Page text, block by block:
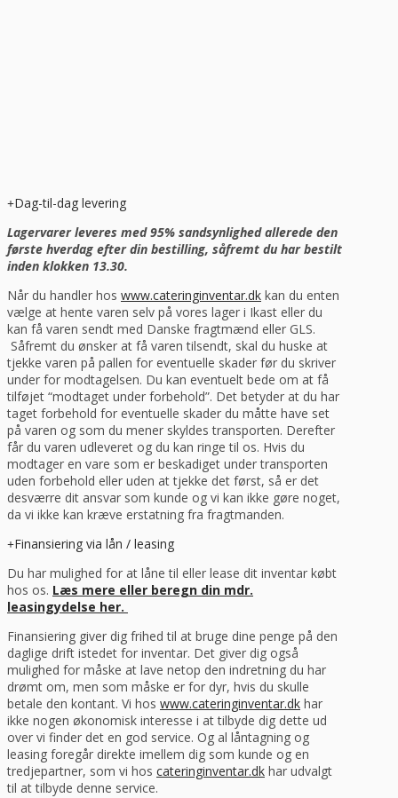
Dag-til-dag levering
Lagervarer leveres med 95% sandsynlighed allerede den
første hverdag efter din bestilling, såfremt du har bestilt
inden klokken 13.30.
Når du handler hos www.cateringinventar.dk kan du enten
vælge at hente varen selv på vores lager i Ikast eller du
kan få varen sendt med Danske fragtmænd eller GLS.
Såfremt du ønsker at få varen tilsendt, skal du huske at
tjekke varen på pallen for eventuelle skader før du skriver
under for modtagelsen. Du kan eventuelt bede om at få
tilføjet “modtaget under forbehold”. Det betyder at du har
taget forbehold for eventuelle skader du måtte have set
på varen og som du mener skyldes transporten. Derefter
får du varen udleveret og du kan ringe til os. Hvis du
modtager en vare som er beskadiget under transporten
uden forbehold eller uden at tjekke det først, så er det
desværre dit ansvar som kunde og vi kan ikke gøre noget,
da vi ikke kan kræve erstatning fra fragtmanden.
Finansiering via lån / leasing
Du har mulighed for at låne til eller lease dit inventar købt
hos os. Læs mere eller beregn din mdr.
leasingydelse her.
Finansiering giver dig frihed til at bruge dine penge på den
daglige drift istedet for inventar. Det giver dig også
mulighed for måske at lave netop den indretning du har
drømt om, men som måske er for dyr, hvis du skulle
betale den kontant. Vi hos www.cateringinventar.dk har
ikke nogen økonomisk interesse i at tilbyde dig dette ud
over vi finder det en god service. Og al låntagning og
leasing foregår direkte imellem dig som kunde og en
tredjepartner, som vi hos cateringinventar.dk har udvalgt
til at tilbyde denne service.